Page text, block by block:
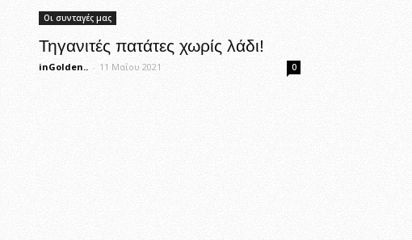
Οι συνταγές μας
Τηγανιτές πατάτες χωρίς λάδι!
inGolden.. - 11 Μαΐου 2021 0